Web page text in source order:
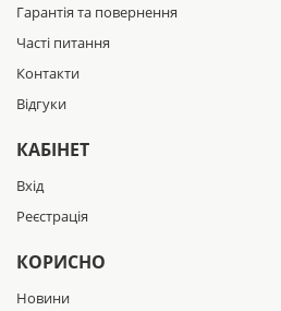
Гарантія та повернення
Часті питання
Контакти
Відгуки
КАБІНЕТ
Вхід
Реєстрація
КОРИСНО
Новини